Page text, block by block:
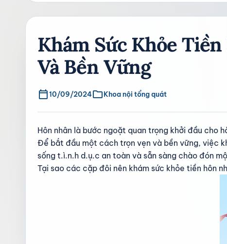
Khám Sức Khỏe
Và Bền Vững
calendar_today10/09/2024folderKhoa nội tổng quát
Hôn nhân là bước ngoặt quan trọng khởi đầu cho
Để bắt đầu một cách trọn vẹn và bền vững, việc
sống t.ì.n.h d.ụ.c an toàn và sẵn sàng chào đón
Tại sao các cặp đôi nên khám sức khỏe tiền hôn